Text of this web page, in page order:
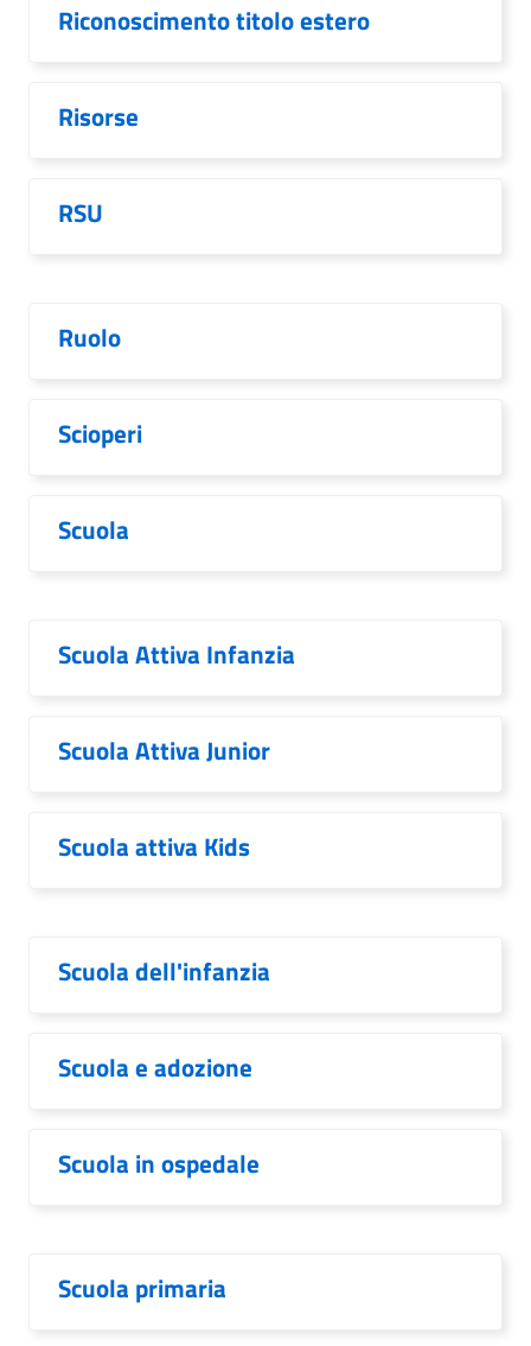
Riconoscimento titolo estero
Risorse
RSU
Ruolo
Scioperi
Scuola
Scuola Attiva Infanzia
Scuola Attiva Junior
Scuola attiva Kids
Scuola dell'infanzia
Scuola e adozione
Scuola in ospedale
Scuola primaria